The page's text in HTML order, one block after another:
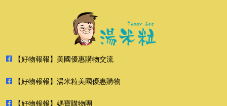
【好物報報】美國優惠購物交流
【好物報報】湯米粒美國優惠購物
【好物報報】媽寶購物團